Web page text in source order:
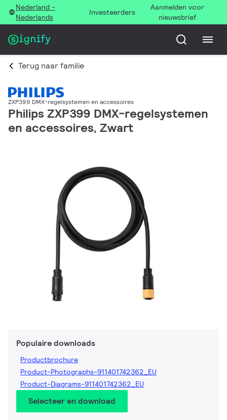
Nederland -
Nederlands
Investeerders
Aanmelden voor
nieuwsbrief
Terug naar familie
ZXP399 DMX-regelsystemen en accessoires
Philips ZXP399 DMX-regelsystemen
en accessoires, Zwart
Populaire downloads
Productbrochure
Product-Photographs-911401742362_EU
Product-Diagrams-911401742362_EU
Selecteer en download